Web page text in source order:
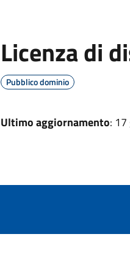
Licenza di
Pubblico dominio
Ultimo aggiornamento: